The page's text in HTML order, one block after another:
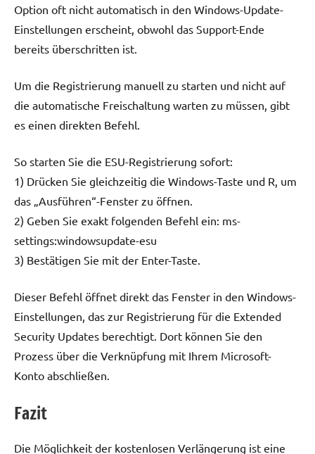
Option oft nicht automatisch in den Windows-Update-
Einstellungen erscheint, obwohl das Support-Ende
bereits überschritten ist.
Um die Registrierung manuell zu starten und nicht auf
die automatische Freischaltung warten zu müssen, gibt
es einen direkten Befehl.
So starten Sie die ESU-Registrierung sofort:
1) Drücken Sie gleichzeitig die Windows-Taste und R, um
das „Ausführen“-Fenster zu öffnen.
2) Geben Sie exakt folgenden Befehl ein: ms-
settings:windowsupdate-esu
3) Bestätigen Sie mit der Enter-Taste.
Dieser Befehl öffnet direkt das Fenster in den Windows-
Einstellungen, das zur Registrierung für die Extended
Security Updates berechtigt. Dort können Sie den
Prozess über die Verknüpfung mit Ihrem Microsoft-
Konto abschließen.
Fazit
Die Möglichkeit der kostenlosen Verlängerung ist eine